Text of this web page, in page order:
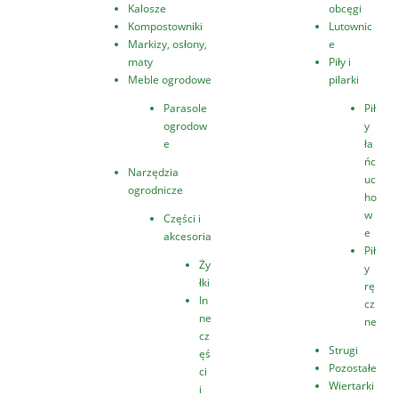
Kalosze
Kompostowniki
Markizy, osłony,
maty
Meble ogrodowe
Parasole
ogrodow
e
Narzędzia
ogrodnicze
Części i
akcesoria
Ży
łki
In
ne
cz
ęś
ci
i
obcęgi
Lutownic
e
Piły i
pilarki
Pił
y
ła
ńc
uc
ho
w
e
Pił
y
rę
cz
ne
Strugi
Pozostałe
Wiertarki